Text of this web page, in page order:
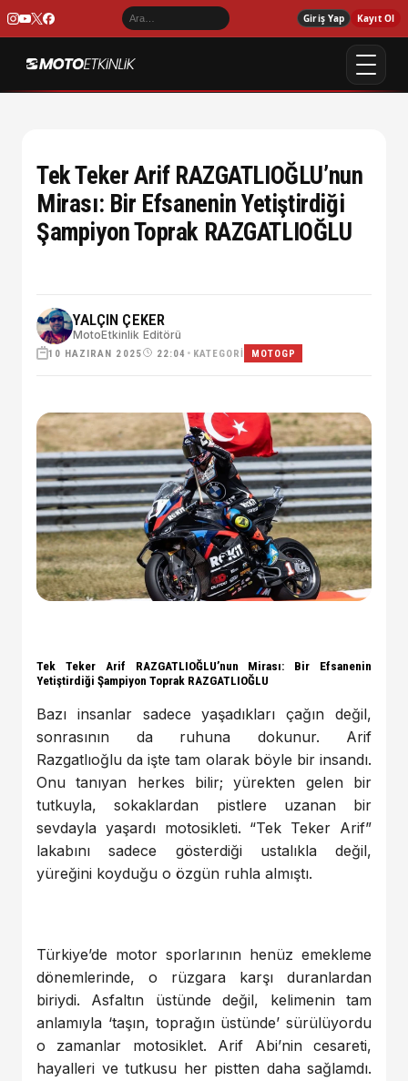
Giriş Yap Kayıt Ol
Tek Teker Arif RAZGATLIOĞLU’nun
Mirası: Bir Efsanenin Yetiştirdiği
Şampiyon Toprak RAZGATLIOĞLU
YALÇIN ÇEKER
MotoEtkinlik Editörü
10 HAZIRAN 2025 22:04 • KATEGORI MOTOGP
Tek Teker Arif RAZGATLIOĞLU’nun Mirası: Bir Efsanenin
Yetiştirdiği Şampiyon Toprak RAZGATLIOĞLU
Bazı insanlar sadece yaşadıkları çağın değil,
sonrasının da ruhuna dokunur. Arif
Razgatlıoğlu da işte tam olarak böyle bir insandı.
Onu tanıyan herkes bilir; yürekten gelen bir
tutkuyla, sokaklardan pistlere uzanan bir
sevdayla yaşardı motosikleti. “Tek Teker Arif”
lakabını sadece gösterdiği ustalıkla değil,
yüreğini koyduğu o özgün ruhla almıştı.
Türkiye’de motor sporlarının henüz emekleme
dönemlerinde, o rüzgara karşı duranlardan
biriydi. Asfaltın üstünde değil, kelimenin tam
anlamıyla ‘taşın, toprağın üstünde’ sürülüyordu
o zamanlar motosiklet. Arif Abi’nin cesareti,
hayalleri ve tutkusu her pistten daha sağlamdı.